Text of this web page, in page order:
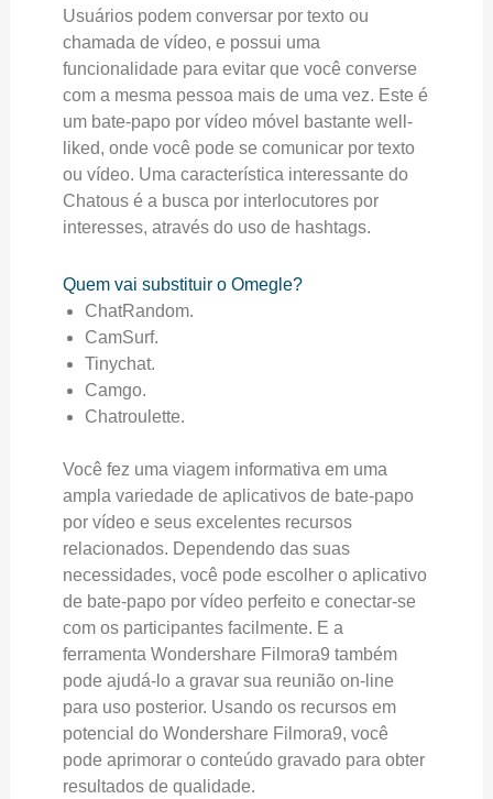
Usuários podem conversar por texto ou
chamada de vídeo, e possui uma
funcionalidade para evitar que você converse
com a mesma pessoa mais de uma vez. Este é
um bate-papo por vídeo móvel bastante well-
liked, onde você pode se comunicar por texto
ou vídeo. Uma característica interessante do
Chatous é a busca por interlocutores por
interesses, através do uso de hashtags.
Quem vai substituir o Omegle?
ChatRandom.
CamSurf.
Tinychat.
Camgo.
Chatroulette.
Você fez uma viagem informativa em uma
ampla variedade de aplicativos de bate-papo
por vídeo e seus excelentes recursos
relacionados. Dependendo das suas
necessidades, você pode escolher o aplicativo
de bate-papo por vídeo perfeito e conectar-se
com os participantes facilmente. E a
ferramenta Wondershare Filmora9 também
pode ajudá-lo a gravar sua reunião on-line
para uso posterior. Usando os recursos em
potencial do Wondershare Filmora9, você
pode aprimorar o conteúdo gravado para obter
resultados de qualidade.